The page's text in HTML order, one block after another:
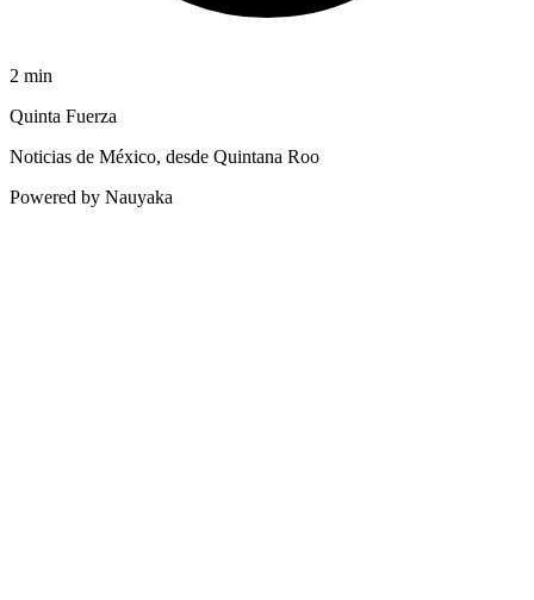
2 min
Quinta Fuerza
Noticias de México, desde Quintana Roo
Powered by Nauyaka